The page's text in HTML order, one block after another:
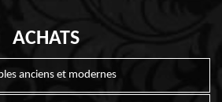
ACHATS
anciens et modernes